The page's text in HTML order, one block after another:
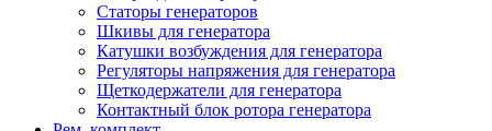
Статоры генераторов
Шкивы для генератора
Катушки возбуждения для генератора
Регуляторы напряжения для генератора
Щеткодержатели для генератора
Контактный блок ротора генератора